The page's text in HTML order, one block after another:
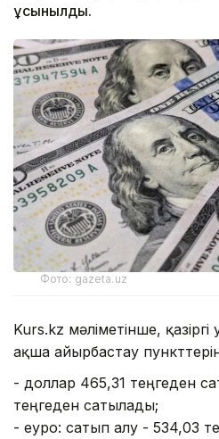
ұсынылды.
Фото: gazeta.uz
Kurs.kz мәліметінше,
ақша айырбастау
- доллар 465,31 теңгеден
теңгеден сатылады;
- еуро: сатып алу - 534,03